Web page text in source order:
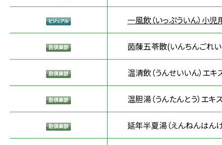
一風飲（いっぷういん）小
茵蔯五苓散(いんちんごれい
温清飲（うんせいいん）エキ
温胆湯（うんたんとう）エキ
延年半夏湯（えんねんはん